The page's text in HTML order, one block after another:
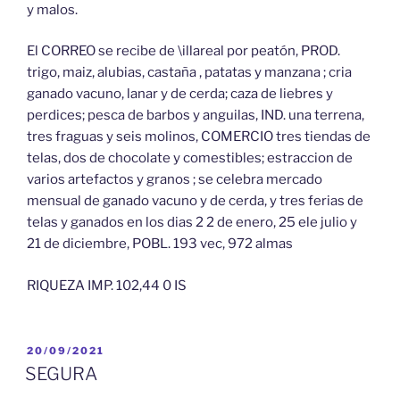
y malos.
El CORREO se recibe de \illareal por peatón, PROD.
trigo, maiz, alubias, castaña , patatas y manzana ; cria
ganado vacuno, lanar y de cerda; caza de liebres y
perdices; pesca de barbos y anguilas, IND. una terrena,
tres fraguas y seis molinos, COMERCIO tres tiendas de
telas, dos de chocolate y comestibles; estraccion de
varios artefactos y granos ; se celebra mercado
mensual de ganado vacuno y de cerda, y tres ferias de
telas y ganados en los dias 2 2 de enero, 25 ele julio y
21 de diciembre, POBL. 193 vec, 972 almas
RIQUEZA IMP. 102,44 0 IS
PUBLICADO
EL
20/09/2021
SEGURA